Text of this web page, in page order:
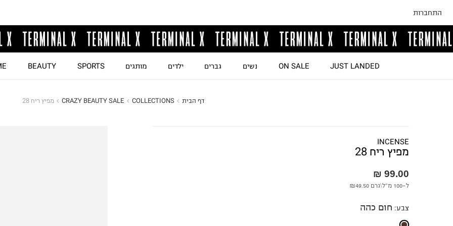
התחברות
JUST LANDED
ON SALE נשים גברים ילדים מותגים SPORTS
BEAUTY
דף הבית COLLECTIONS
CRAZY BEAUTY SALE מפיץ ריח 28
INCENSE
מפיץ ריח 28
99.00 ₪
₪49.50 ל-100 מ"ל\גרם
צבע: חום כהה